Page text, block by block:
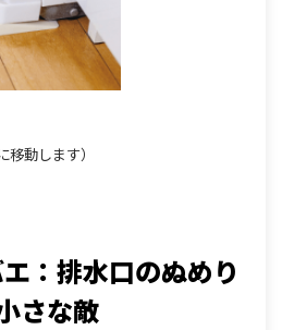
動します）
：排水口のぬめり
さな敵